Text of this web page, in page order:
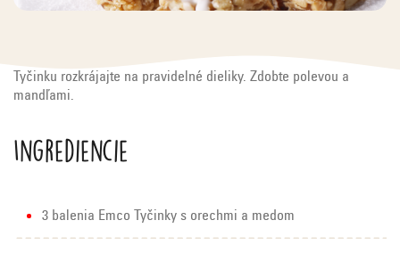
Tyčinku rozkrájajte na pravidelné dieliky. Zdobte polevou a
mandľami.
Ingrediencie
3 balenia Emco Tyčinky s orechmi a medom